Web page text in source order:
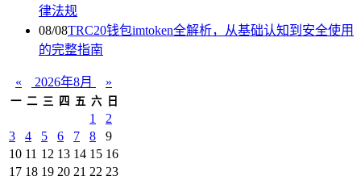
律法规
08/08TRC20钱包imtoken全解析，从基础认知到安全使用
的完整指南
« 2026年8月 »
一 二 三 四 五 六 日
1
2
3
4 5 6 7 8
9
10 11 12 13 14 15 16
17 18 19 20 21 22 23